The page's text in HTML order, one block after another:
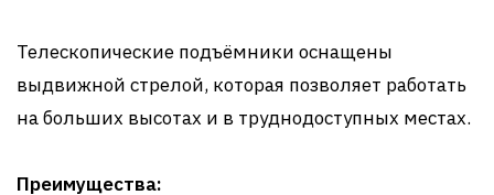
Телескопические подъёмники оснащены
выдвижной стрелой, которая позволяет работать
на больших высотах и в труднодоступных местах.
Преимущества: